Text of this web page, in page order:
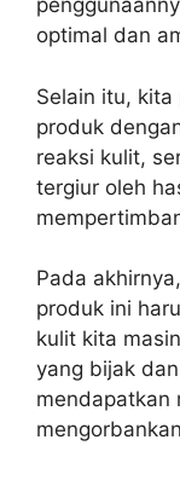
optimal dan
Selain itu, kita
produk
reaksi kulit,
tergiur oleh
Pada
produk ini
kulit kita
yang bijak
mendapatkan